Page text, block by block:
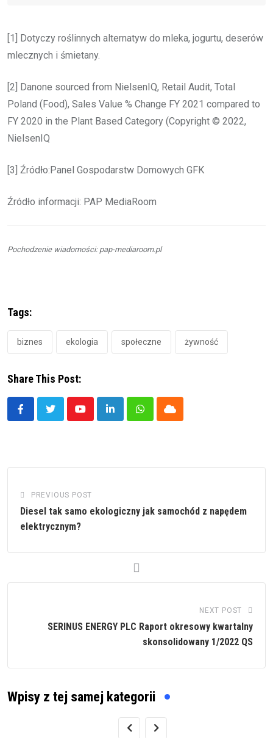
[1] Dotyczy roślinnych alternatyw do mleka, jogurtu, deserów
mlecznych i śmietany.
[2] Danone sourced from NielsenIQ, Retail Audit, Total
Poland (Food), Sales Value % Change FY 2021 compared to
FY 2020 in the Plant Based Category (Copyright © 2022,
NielsenIQ
[3] Źródło:Panel Gospodarstw Domowych GFK
Źródło informacji: PAP MediaRoom
Pochodzenie wiadomości: pap-mediaroom.pl
Tags:
biznes ekologia społeczne żywność
Share This Post:
YoutubeLinkedInWhatsappCloud
PREVIOUS POST
Diesel tak samo ekologiczny jak samochód z napędem
elektrycznym?
NEXT POST
SERINUS ENERGY PLC Raport okresowy kwartalny
skonsolidowany 1/2022 QS
Wpisy z tej samej kategorii